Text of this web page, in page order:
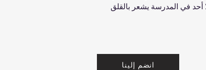
انضم إلينا